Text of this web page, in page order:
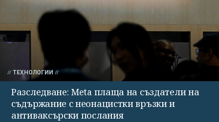
ТЕХНОЛОГИИ
Разследване: Meta плаща на създатели на
съдържание с неонацистки връзки и
антиваксърски послания